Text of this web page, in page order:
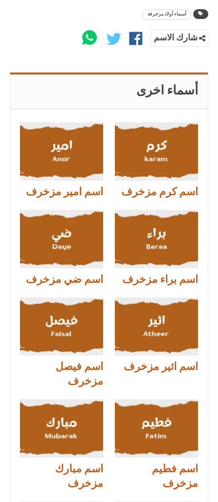
أسماء أولاد مزخرفة
شارك الاسم
أسماء اخرى
اسم كرم مزخرف اسم امير مزخرف
اسم براء مزخرف اسم ضي مزخرف
اسم اثير مزخرف
اسم فيصل
مزخرف
اسم فطيم
مزخرف
اسم مبارك
مزخرف